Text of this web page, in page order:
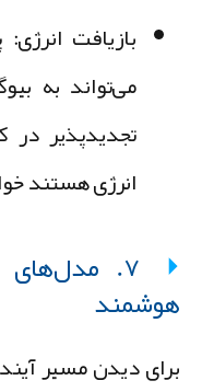
بازیافت انرژی:
می‌تواند به
تجدیدپذیر در
انرژی هستند
۷. مدل‌های
دیدن مسیر